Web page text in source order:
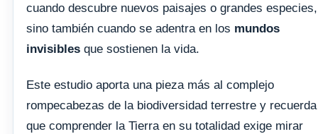
cuando descubre nuevos paisajes o grandes especies,
sino también cuando se adentra en los mundos
invisibles que sostienen la vida.
Este estudio aporta una pieza más al complejo
rompecabezas de la biodiversidad terrestre y recuerda
que comprender la Tierra en su totalidad exige mirar